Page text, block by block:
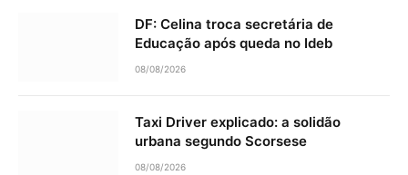
DF: Celina troca secretária de
Educação após queda no Ideb
08/08/2026
Taxi Driver explicado: a solidão
urbana segundo Scorsese
08/08/2026